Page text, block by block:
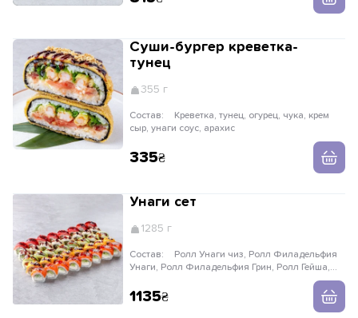
Суши-бургер креветка-
тунец
355 г
Состав:
сыр, унаги соус, арахис
335
Унаги сет
1285 г
Состав:
Унаги, Ролл Филадельфия Грин, Ролл Гейша,
1135